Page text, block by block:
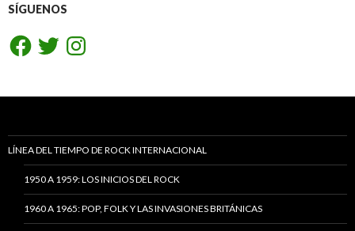
SÍGUENOS
FacebookTwitterInstagram
LÍNEA DEL TIEMPO DE ROCK INTERNACIONAL
1950 A 1959: LOS INICIOS DEL ROCK
1960 A 1965: POP, FOLK Y LAS INVASIONES BRITÁNICAS